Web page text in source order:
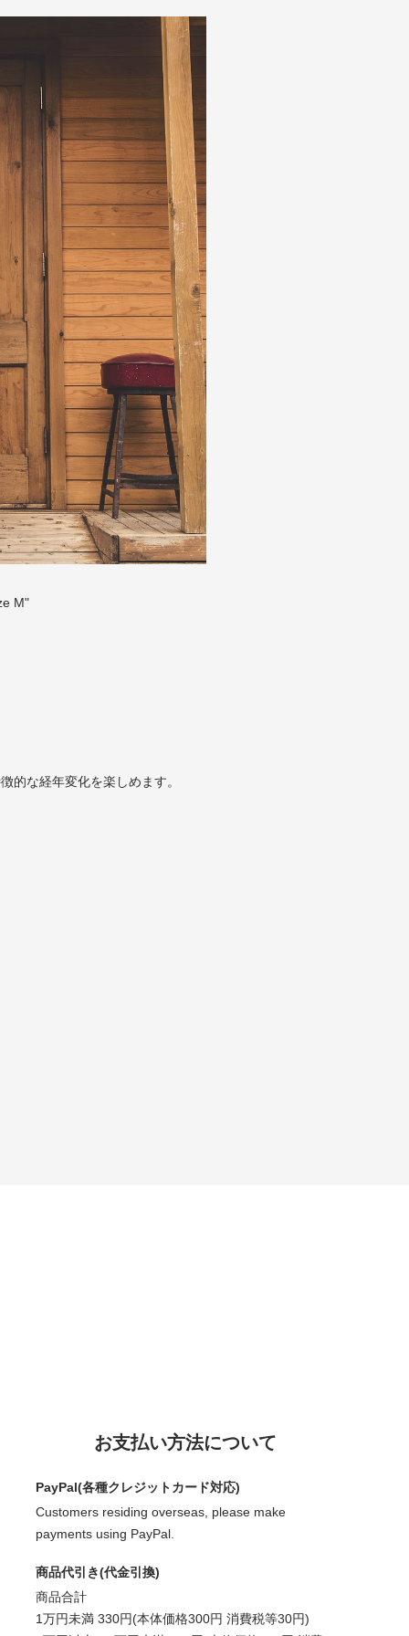
M"
的な経年変化を楽しめます。
お支払い方法について
PayPal(各種クレジットカード対応)
Customers residing overseas, please make
payments using PayPal.
商品代引き(代金引換)
商品合計
1万円未満 330円(本体価格300円 消費税等30円)